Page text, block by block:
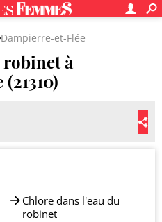
Dampierre-et-Flée
robinet à
Chlore dans l'eau du
robinet